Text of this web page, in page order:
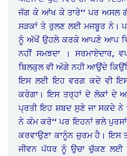
ਜੱਗ ਕੇ ਆਂਖ ਕੇ ਤਾਰੇ‘‘ ਪਰ ਅਸਲ
ਸੜਕਾਂ ਤੇ ਰੁਲਣ ਲਈ ਮਜਬੂਰ ਨੇ।
ਨੂੰ ਅੱਖੋਂ ਉਹਲੇ ਕਰਕੇ ਆਪਣੇ ਆਪ
ਨਹੀਂ ਸਮਝਦਾ ।
ਬਿਲਕੁਲ ਵੀ ਅੱਗੇ ਨਹੀ ਆਉਂਦੇ
ਇਸ ਲਈ ਇਹ ਵਰਗ ਕਦੇ ਵੀ ਇਸ
ਕਰੇਗਾ। ਇਸ ਤਰ੍ਹਾਂ ਦੇ ਲੋਕਾਂ ਦੇ
ਪ੍ਰਤੀ ਇਹ ਸ਼ਬਦ ਸੁਣੇ ਜਾ ਸਕਦੇ ਨੇ
ਨੇ ਕੰਮ ਕਰੋ‘‘ ਪਰ ਇਹਨਾਂ ਭਲੇ
ਕਰਵਾਉਣਾ ਕਾਨੂੰਨ ਜ਼ੁਰਮ ਹੈ। ਇਸ
ਜੀਵਨ ਪੱਧਰ ਨੂੰ ਉਚਾ ਚੁੱਕਣ ਲਈ